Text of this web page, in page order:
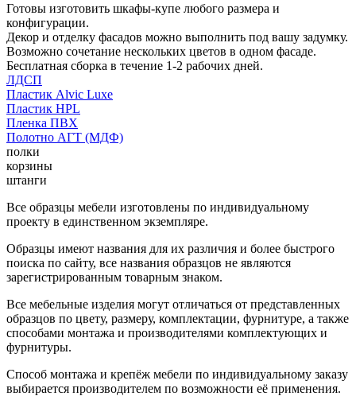
Готовы изготовить шкафы-купе любого размера и
конфигурации.
Декор и отделку фасадов можно выполнить под вашу задумку.
Возможно сочетание нескольких цветов в одном фасаде.
Бесплатная сборка в течение 1-2 рабочих дней.
ЛДСП
Пластик Alvic Luxe
Пластик HPL
Пленка ПВХ
Полотно АГТ (МДФ)
полки
корзины
штанги
Все образцы мебели изготовлены по индивидуальному
проекту в единственном экземпляре.
Образцы имеют названия для их различия и более быстрого
поиска по сайту, все названия образцов не являются
зарегистрированным товарным знаком.
Все мебельные изделия могут отличаться от представленных
образцов по цвету, размеру, комплектации, фурнитуре, а также
способами монтажа и производителями комплектующих и
фурнитуры.
Способ монтажа и крепёж мебели по индивидуальному заказу
выбирается производителем по возможности её применения.